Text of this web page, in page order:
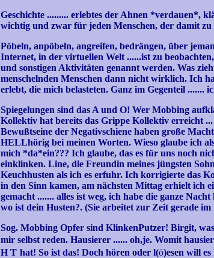
Geschichte ......... erlebtes der Ahnen *verdauen*,
wichtig und zwar für jeden Menschen, der damit zu
Pöbeln, anpöbeln, angreifen, bedrängen, über
Internet, in der virtuellen Welt ......ist zu
und sonstigen Aktivitäten genannt werden. Was
menschelnden Menschen dann nicht wirklich. Ich
erlebt, die mich belasteten. Ganz im Gegenteil .......
Spiegelungen sind das A und O! Wer Mobbing
Kollektiv hat bereits das Grippe Kollektiv erreicht
Bewußtseine der Negativschiene haben große
HELLhörig bei meinen Worten. Wieso glaube ich
mich *da*ein??? Ich glaube, das es für uns noch
einklinken. Line, die Freundin meines jüngsten
Keuchhusten als ich es erfuhr. Ich korrigierte das
in den Sinn kamen, am nächsten Mittag erhielt ich
gemacht ....... alles ist weg, ich habe die ganze
wo ist dein Husten?. (Sie arbeitet zur Zeit gerade
Sog. Mobbing Opfer sind KlinkenPutzer! Birgit,
mir selbst reden. Hausierer ...... oh,je. Womit
H T hat! So ist das! Doch hören oder l(ö)esen will